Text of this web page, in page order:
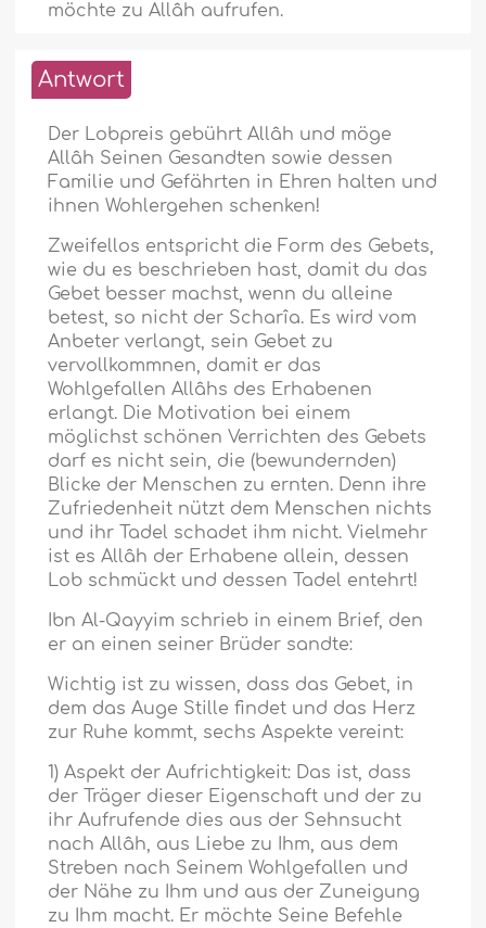
möchte zu Allâh aufrufen.
Antwort
Der Lobpreis gebührt Allâh und möge
Allâh Seinen Gesandten sowie dessen
Familie und Gefährten in Ehren halten und
ihnen Wohlergehen schenken!
Zweifellos entspricht die Form des Gebets,
wie du es beschrieben hast, damit du das
Gebet besser machst, wenn du alleine
betest, so nicht der Scharîa. Es wird vom
Anbeter verlangt, sein Gebet zu
vervollkommnen, damit er das
Wohlgefallen Allâhs des Erhabenen
erlangt. Die Motivation bei einem
möglichst schönen Verrichten des Gebets
darf es nicht sein, die (bewundernden)
Blicke der Menschen zu ernten. Denn ihre
Zufriedenheit nützt dem Menschen nichts
und ihr Tadel schadet ihm nicht. Vielmehr
ist es Allâh der Erhabene allein, dessen
Lob schmückt und dessen Tadel entehrt!
Ibn Al-Qayyim schrieb in einem Brief, den
er an einen seiner Brüder sandte:
Wichtig ist zu wissen, dass das Gebet, in
dem das Auge Stille findet und das Herz
zur Ruhe kommt, sechs Aspekte vereint:
1) Aspekt der Aufrichtigkeit: Das ist, dass
der Träger dieser Eigenschaft und der zu
ihr Aufrufende dies aus der Sehnsucht
nach Allâh, aus Liebe zu Ihm, aus dem
Streben nach Seinem Wohlgefallen und
der Nähe zu Ihm und aus der Zuneigung
zu Ihm macht. Er möchte Seine Befehle